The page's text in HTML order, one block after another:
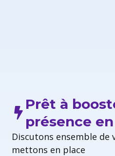
Prêt à
présence
Discutons ensemble
mettons en place